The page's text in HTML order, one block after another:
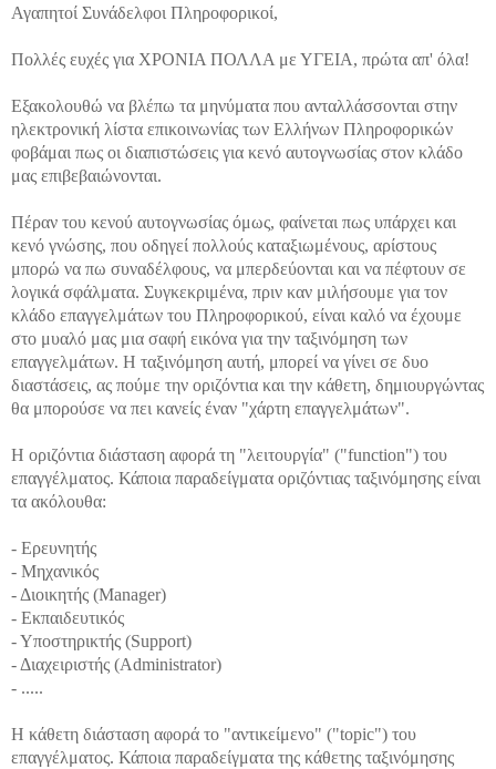
Αγαπητοί Συνάδελφοι Πληροφορικοί,
Πολλές ευχές για ΧΡΟΝΙΑ ΠΟΛΛΑ με ΥΓΕΙΑ, πρώτα απ' όλα!
Εξακολουθώ να βλέπω τα μηνύματα που ανταλλάσσονται στην
ηλεκτρονική λίστα επικοινωνίας των Ελλήνων Πληροφορικών
φοβάμαι πως οι διαπιστώσεις για κενό αυτογνωσίας στον κλάδο
μας επιβεβαιώνονται.
Πέραν του κενού αυτογνωσίας όμως, φαίνεται πως υπάρχει και
κενό γνώσης, που οδηγεί πολλούς καταξιωμένους, αρίστους
μπορώ να πω συναδέλφους, να μπερδεύονται και να πέφτουν σε
λογικά σφάλματα. Συγκεκριμένα, πριν καν μιλήσουμε για τον
κλάδο επαγγελμάτων του Πληροφορικού, είναι καλό να έχουμε
στο μυαλό μας μια σαφή εικόνα για την ταξινόμηση των
επαγγελμάτων. Η ταξινόμηση αυτή, μπορεί να γίνει σε δυο
διαστάσεις, ας πούμε την οριζόντια και την κάθετη, δημιουργώντας
θα μπορούσε να πει κανείς έναν "χάρτη επαγγελμάτων".
Η οριζόντια διάσταση αφορά τη "λειτουργία" ("function") του
επαγγέλματος. Κάποια παραδείγματα οριζόντιας ταξινόμησης είναι
τα ακόλουθα:
- Ερευνητής
- Μηχανικός
- Διοικητής (Manager)
- Εκπαιδευτικός
- Υποστηρικτής (Support)
- Διαχειριστής (Administrator)
- .....
Η κάθετη διάσταση αφορά το "αντικείμενο" ("topic") του
επαγγέλματος. Κάποια παραδείγματα της κάθετης ταξινόμησης